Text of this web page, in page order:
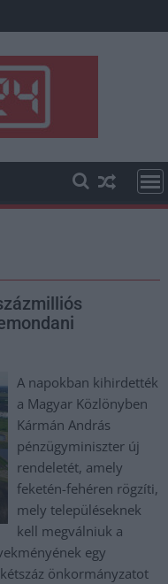
A napokban kihirdették
a Magyar Közlönyben
Kármán András
pénzügyminiszter új
rendeletét, amely
feketén-fehéren rögzíti,
mely településeknek
kell megválniuk a
egy
önkormányzatot